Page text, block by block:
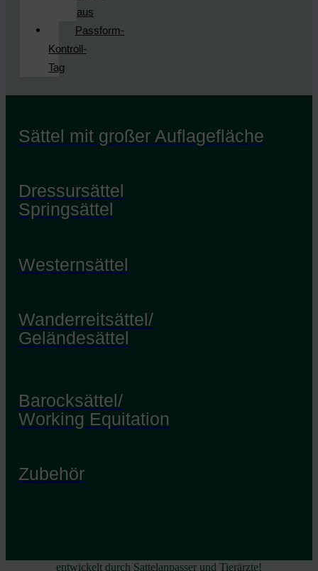
aus
Passform-
Kontroll-
Tag
Sättel mit großer Auflagefläche
Dressursättel
Springsättel
Westernsättel
Wanderreitsättel/
Geländesättel
Barocksättel/
Working Equitation
Zubehör
entwickelt durch Sattelanpasser und Tierärzte!